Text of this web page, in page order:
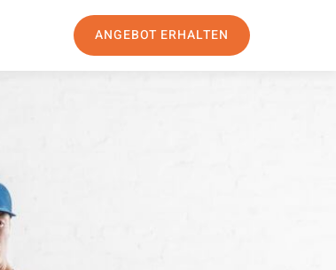
ANGEBOT ERHALTEN